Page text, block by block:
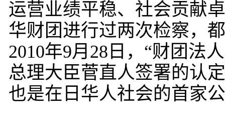
运营业绩平稳、社会贡献
华财团进行过两次检察，
2010年9月28日，“财团法
总理大臣菅直人签署的认
也是在日华人社会的首家